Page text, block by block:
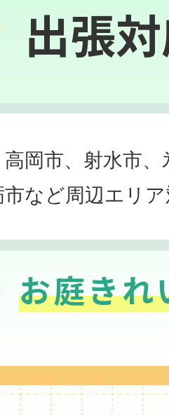
出張
岡市、射水市
など周辺エリ
お庭きれ